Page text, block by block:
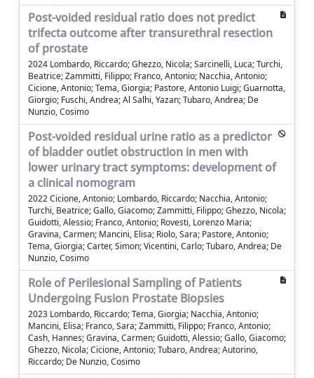
Post-voided residual ratio does not predict
trifecta outcome after transurethral resection
of prostate
2024 Lombardo, Riccardo; Ghezzo, Nicola; Sarcinelli, Luca; Turchi,
Beatrice; Zammitti, Filippo; Franco, Antonio; Nacchia, Antonio;
Cicione, Antonio; Tema, Giorgia; Pastore, Antonio Luigi; Guarnotta,
Giorgio; Fuschi, Andrea; Al Salhi, Yazan; Tubaro, Andrea; De
Nunzio, Cosimo
Post-voided residual urine ratio as a predictor
of bladder outlet obstruction in men with
lower urinary tract symptoms: development of
a clinical nomogram
2022 Cicione, Antonio; Lombardo, Riccardo; Nacchia, Antonio;
Turchi, Beatrice; Gallo, Giacomo; Zammitti, Filippo; Ghezzo, Nicola;
Guidotti, Alessio; Franco, Antonio; Rovesti, Lorenzo Maria;
Gravina, Carmen; Mancini, Elisa; Riolo, Sara; Pastore, Antonio;
Tema, Giorgia; Carter, Simon; Vicentini, Carlo; Tubaro, Andrea; De
Nunzio, Cosimo
Role of Perilesional Sampling of Patients
Undergoing Fusion Prostate Biopsies
2023 Lombardo, Riccardo; Tema, Giorgia; Nacchia, Antonio;
Mancini, Elisa; Franco, Sara; Zammitti, Filippo; Franco, Antonio;
Cash, Hannes; Gravina, Carmen; Guidotti, Alessio; Gallo, Giacomo;
Ghezzo, Nicola; Cicione, Antonio; Tubaro, Andrea; Autorino,
Riccardo; De Nunzio, Cosimo